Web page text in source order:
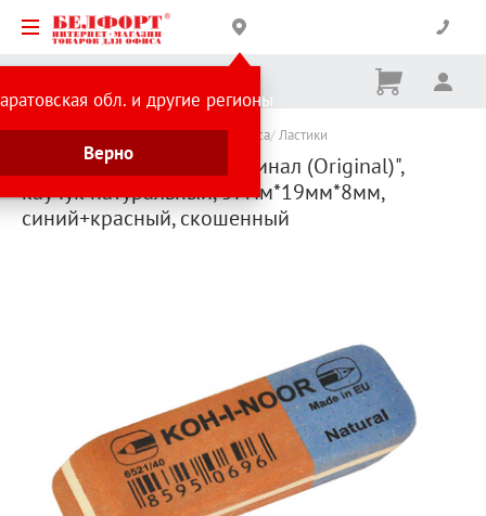
обл. и другие регионы
Верно
Корзина
Ничего
Каталог товаров Канцтовары для офиса Ластики
Ластик Koh-I-Noor, "Оригинал (Original)",
каучук натуральный, 57мм*19мм*8мм,
синий+красный, скошенный